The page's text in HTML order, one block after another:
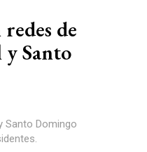
de
Santo
Santo Domingo